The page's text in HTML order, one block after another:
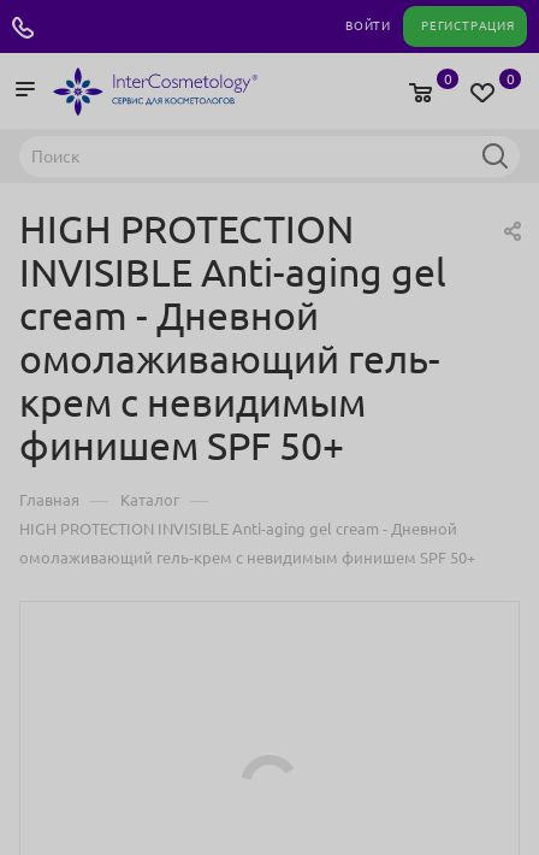
ВОЙТИ РЕГИСТРАЦИЯ
0
0
HIGH PROTECTION
INVISIBLE Anti-aging gel
cream - Дневной
омолаживающий гель-
крем c невидимым
финишем SPF 50+
Главная — Каталог —
HIGH PROTECTION INVISIBLE Anti-aging gel cream - Дневной
омолаживающий гель-крем c невидимым финишем SPF 50+